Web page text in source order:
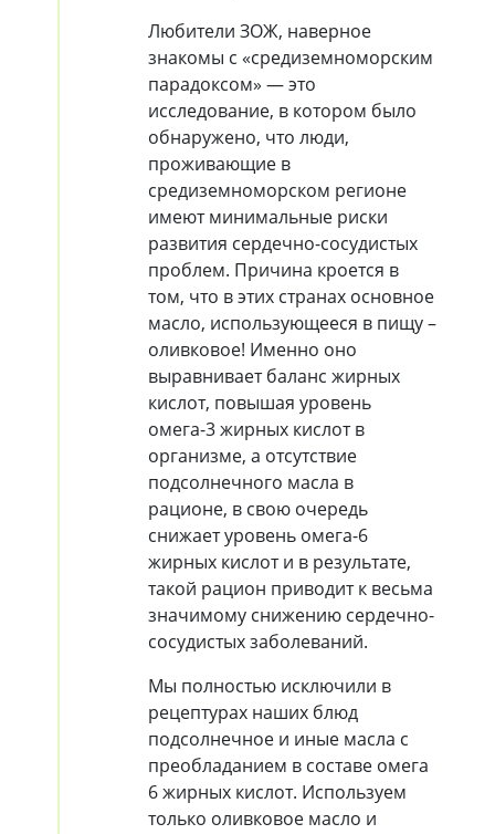
Любители ЗОЖ, наверное
знакомы с «средиземноморским
парадоксом» — это
исследование, в котором было
обнаружено, что люди,
проживающие в
средиземноморском регионе
имеют минимальные риски
развития сердечно-сосудистых
проблем. Причина кроется в
том, что в этих странах основное
масло, использующееся в пищу –
оливковое! Именно оно
выравнивает баланс жирных
кислот, повышая уровень
омега-3 жирных кислот в
организме, а отсутствие
подсолнечного масла в
рационе, в свою очередь
снижает уровень омега-6
жирных кислот и в результате,
такой рацион приводит к весьма
значимому снижению сердечно-
сосудистых заболеваний.
Мы полностью исключили в
рецептурах наших блюд
подсолнечное и иные масла с
преобладанием в составе омега
6 жирных кислот. Используем
только оливковое масло и